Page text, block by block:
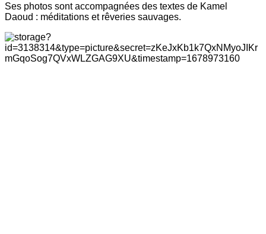
Ses photos sont accompagnées des textes de Kamel
Daoud : méditations et rêveries sauvages.